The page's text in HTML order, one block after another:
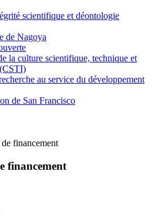
scientifique et déontologie
de Nagoya
la culture scientifique, technique et
au service du développement
de San Francisco
financement
financement